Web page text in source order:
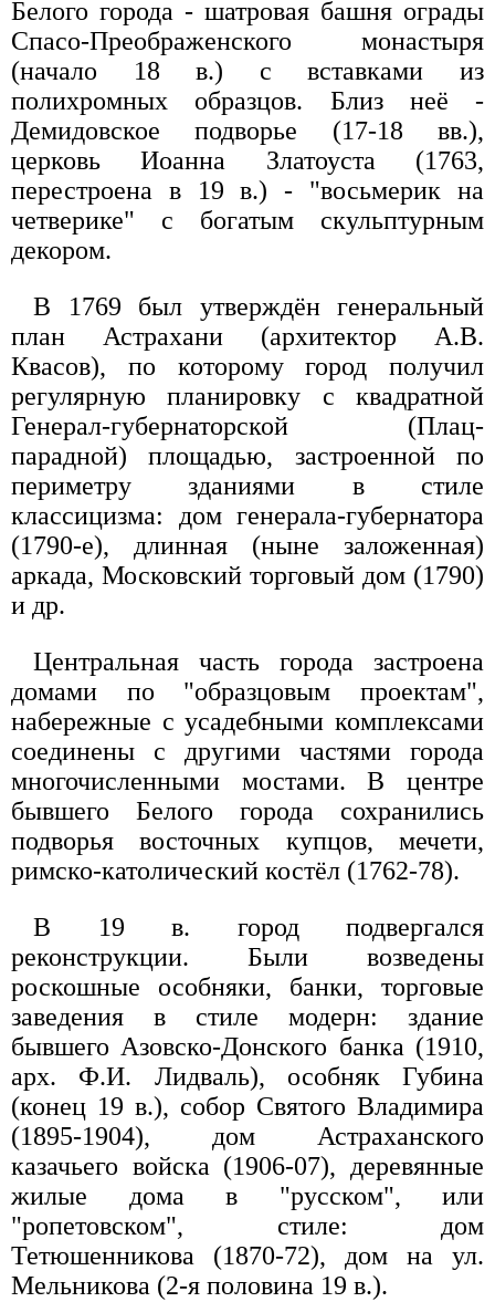
Белого города - шатровая башня ограды
Спасо-Преображенского монастыря
(начало 18 в.) с вставками из
полихромных образцов. Близ неё -
Демидовское подворье (17-18 вв.),
церковь Иоанна Златоуста (1763,
перестроена в 19 в.) - "восьмерик на
четверике" с богатым скульптурным
декором.
В 1769 был утверждён генеральный
план Астрахани (архитектор А.В.
Квасов), по которому город получил
регулярную планировку с квадратной
Генерал-губернаторской (Плац-
парадной) площадью, застроенной по
периметру зданиями в стиле
классицизма: дом генерала-губернатора
(1790-е), длинная (ныне заложенная)
аркада, Московский торговый дом (1790)
и др.
Центральная часть города застроена
домами по "образцовым проектам",
набережные с усадебными комплексами
соединены с другими частями города
многочисленными мостами. В центре
бывшего Белого города сохранились
подворья восточных купцов, мечети,
римско-католический костёл (1762-78).
В 19 в. город подвергался
реконструкции. Были возведены
роскошные особняки, банки, торговые
заведения в стиле модерн: здание
бывшего Азовско-Донского банка (1910,
арх. Ф.И. Лидваль), особняк Губина
(конец 19 в.), собор Святого Владимира
(1895-1904), дом Астраханского
казачьего войска (1906-07), деревянные
жилые дома в "русском", или
"ропетовском", стиле: дом
Тетюшенникова (1870-72), дом на ул.
Мельникова (2-я половина 19 в.).